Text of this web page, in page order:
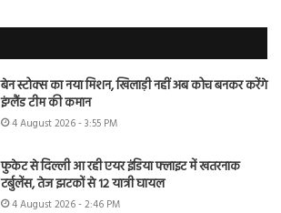
बेन स्टोक्स का नया मिशन, खिलाड़ी नहीं अब कोच बनकर करेंगे
इंग्लैंड टीम की कमान
4 August 2026 - 3:55 PM
फुकेट से दिल्ली आ रही एयर इंडिया फ्लाइट में खतरनाक
टर्बुलेंस, तेज झटकों से 12 यात्री घायल
4 August 2026 - 2:46 PM